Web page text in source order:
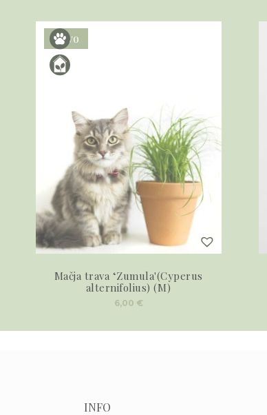
Novo
Mačja trava ‘Zumula'(Cyperus
alternifolius) (M)
6,00 €
INFO